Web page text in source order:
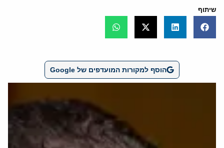
שיתוף
הוסף למקורות המועדפים של Google